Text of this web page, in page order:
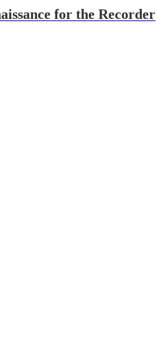
for the Recorder